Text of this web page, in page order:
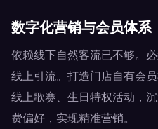
数字化营销与会员体系
依赖线下自然客流已不够。
线上引流。打造门店自有会
线上歌赛、生日特权活动，
费偏好，实现精准营销。